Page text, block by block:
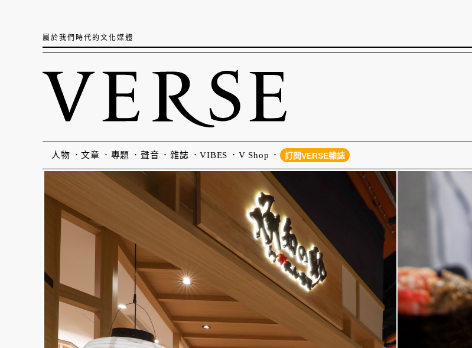
屬於我們時代的文化媒體
人物 文章 專題 聲音 雜誌 VIBES V Shop 訂閱VERSE雜誌